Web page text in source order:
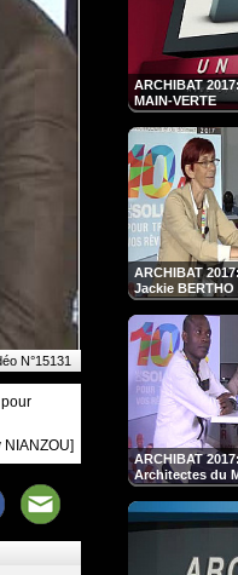
N°15131
ARCHIBAT
MAIN-VERTE
ARCHIBAT
Jackie
ARCHIBAT
Architectes du